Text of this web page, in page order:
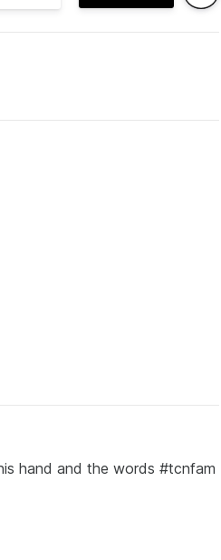
hand and the words #tcnfam